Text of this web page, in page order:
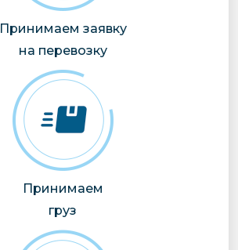
Принимаем заявку
на перевозку
Принимаем
груз